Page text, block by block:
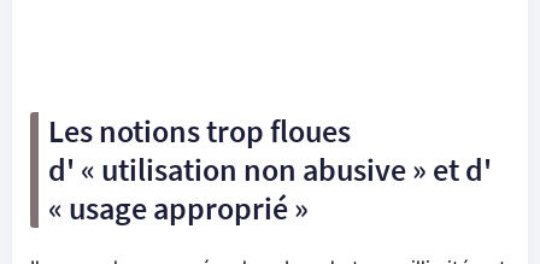
Les notions trop floues
d' « utilisation non abusive » et d'
« usage approprié »